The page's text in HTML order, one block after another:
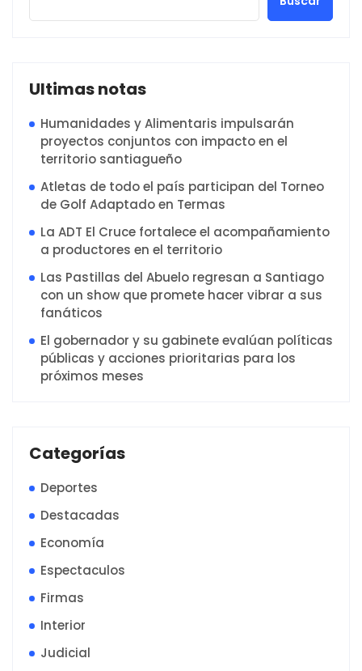
Ultimas notas
Humanidades y Alimentaris impulsarán
proyectos conjuntos con impacto en el
territorio santiagueño
Atletas de todo el país participan del Torneo
de Golf Adaptado en Termas
La ADT El Cruce fortalece el acompañamiento
a productores en el territorio
Las Pastillas del Abuelo regresan a Santiago
con un show que promete hacer vibrar a sus
fanáticos
El gobernador y su gabinete evalúan políticas
públicas y acciones prioritarias para los
próximos meses
Categorías
Deportes
Destacadas
Economía
Espectaculos
Firmas
Interior
Judicial